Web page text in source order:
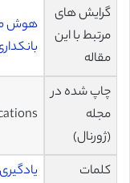
گرایش های
مرتبط با این
مقاله
هوش
چاپ شده در
مجله
(ژورنال)
کلمات